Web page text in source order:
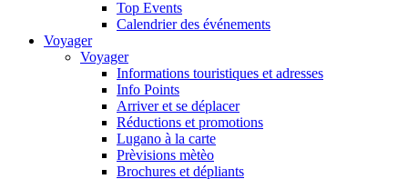
Top Events
Calendrier des événements
Voyager
Voyager
Informations touristiques et adresses
Info Points
Arriver et se déplacer
Réductions et promotions
Lugano à la carte
Prèvisions mètèo
Brochures et dépliants